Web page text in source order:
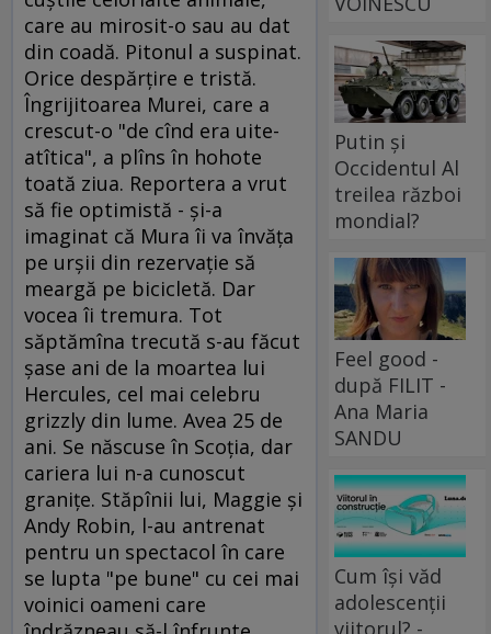
care au mirosit-o sau au dat
din coadă. Pitonul a suspinat.
Orice despărţire e tristă.
Îngrijitoarea Murei, care a
crescut-o "de cînd era uite-
atîtica", a plîns în hohote
toată ziua. Reportera a vrut
să fie optimistă - şi-a
imaginat că Mura îi va învăţa
pe urşii din rezervaţie să
meargă pe bicicletă. Dar
vocea îi tremura. Tot
săptămîna trecută s-au făcut
şase ani de la moartea lui
Hercules, cel mai celebru
grizzly din lume. Avea 25 de
ani. Se născuse în Scoţia, dar
cariera lui n-a cunoscut
graniţe. Stăpînii lui, Maggie şi
Andy Robin, l-au antrenat
pentru un spectacol în care
se lupta "pe bune" cu cei mai
voinici oameni care
Putin și
Occidentul Al
treilea război
mondial?
Feel good -
după FILIT -
Ana Maria
SANDU
Cum își văd
adolescenții
viitorul? -